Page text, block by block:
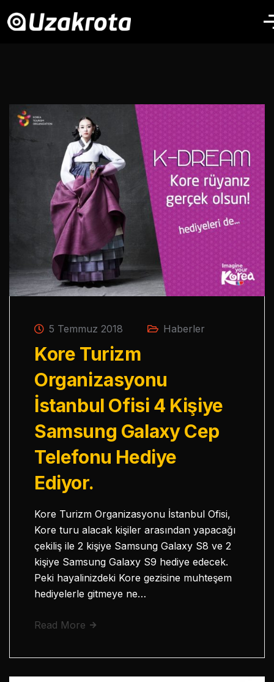
5 Temmuz 2018 Haberler
Kore Turizm
Organizasyonu
İstanbul Ofisi 4 Kişiye
Samsung Galaxy Cep
Telefonu Hediye
Ediyor.
Kore Turizm Organizasyonu İstanbul Ofisi,
Kore turu alacak kişiler arasından yapacağı
çekiliş ile 2 kişiye Samsung Galaxy S8 ve 2
kişiye Samsung Galaxy S9 hediye edecek.
Peki hayalinizdeki Kore gezisine muhteşem
hediyelerle gitmeye ne…
Read More